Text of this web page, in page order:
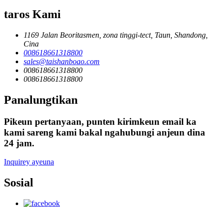
taros Kami
1169 Jalan Beoritasmen, zona tinggi-tect, Taun, Shandong,
Cina
008618661318800
sales@taishanboao.com
008618661318800
008618661318800
Panalungtikan
Pikeun pertanyaan, punten kirimkeun email ka
kami sareng kami bakal ngahubungi anjeun dina
24 jam.
Inquirey ayeuna
Sosial